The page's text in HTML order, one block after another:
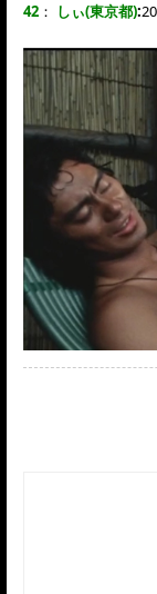
42 ： しぃ(東京都):